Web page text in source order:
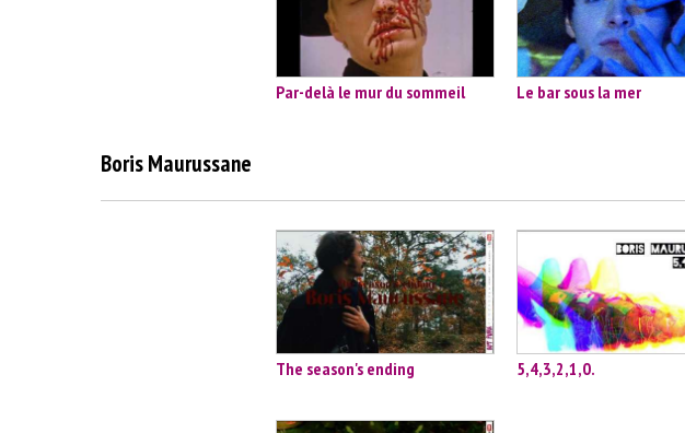
Par-delà le mur du sommeil Le bar sous la mer
Boris Maurussane
The season's ending 5,4,3,2,1,0.